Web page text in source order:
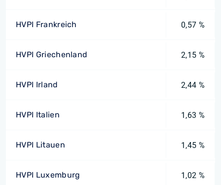
HVPI Frankreich 0,57 %
HVPI Griechenland 2,15 %
HVPI Irland 2,44 %
HVPI Italien 1,63 %
HVPI Litauen 1,45 %
HVPI Luxemburg 1,02 %